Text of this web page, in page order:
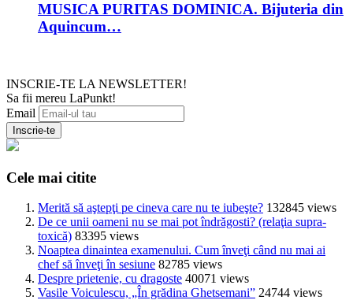
MUSICA PURITAS DOMINICA. Bijuteria din
Aquincum…
INSCRIE-TE LA NEWSLETTER!
Sa fii mereu LaPunkt!
Email
Cele mai citite
Merită să aştepţi pe cineva care nu te iubeşte? 132845 views
De ce unii oameni nu se mai pot îndrăgosti? (relaţia supra-
toxică) 83395 views
Noaptea dinaintea examenului. Cum înveţi când nu mai ai
chef să înveţi în sesiune 82785 views
Despre prietenie, cu dragoste 40071 views
Vasile Voiculescu, „În grădina Ghetsemani” 24744 views